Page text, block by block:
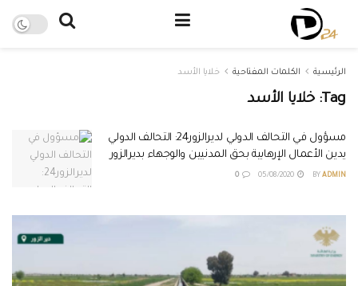
الرئيسية الكلمات المفتاحية خلايا الأسد
Tag: خلايا الأسد
مسؤول في التحالف الدولي لديرالزور24: التحالف الدولي
يدين الأعمال الإرهابية بحق المدنيين والوجهاء بديرالزور
BY ADMIN